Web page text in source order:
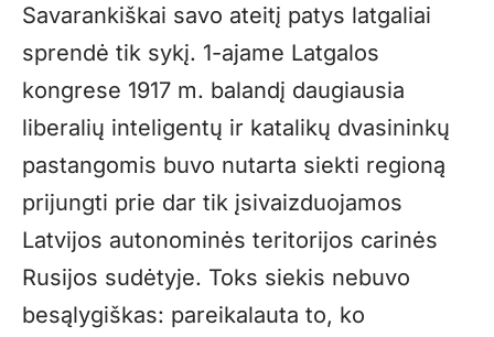
Savarankiškai savo ateitį patys latgaliai
sprendė tik sykį. 1-ajame Latgalos
kongrese 1917 m. balandį daugiausia
liberalių inteligentų ir katalikų dvasininkų
pastangomis buvo nutarta siekti regioną
prijungti prie dar tik įsivaizduojamos
Latvijos autonominės teritorijos carinės
Rusijos sudėtyje. Toks siekis nebuvo
besąlygiškas: pareikalauta to, ko